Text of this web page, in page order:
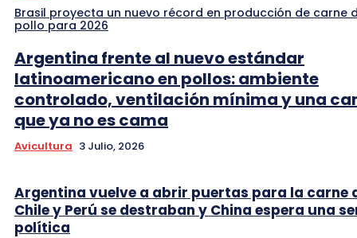
Brasil proyecta un nuevo récord en producción de carne
pollo para 2026
Argentina frente al nuevo estándar
latinoamericano en pollos: ambiente
controlado, ventilación mínima y una
que ya no es cama
Avicultura 3 Julio, 2026
Argentina vuelve a abrir puertas para la carne
Chile y Perú se destraban y China espera una
política